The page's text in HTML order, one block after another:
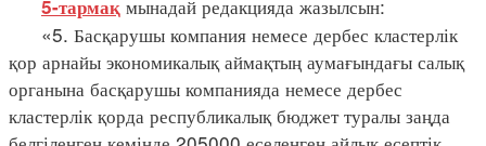
5-тармақ мынадай редакцияда жазылсын:
«5. Басқарушы компания немесе дербес кластерлік
қор арнайы экономикалық аймақтың аумағындағы салық
органына басқарушы компанияда немесе дербес
кластерлік қорда республикалық бюджет туралы заңда